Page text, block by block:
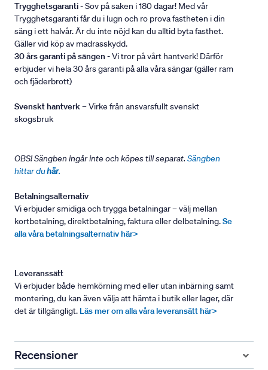
Trygghetsgaranti- Sov på saken i 180 dagar! Med vår
Trygghetsgaranti får du i lugn och ro prova fastheten i din
säng i ett halvår. Är du inte nöjd kan du alltid byta fasthet.
Gäller vid köp av madrasskydd.
30 års garanti på sängen - Vi tror på vårt hantverk! Därför
erbjuder vi hela 30 års garanti på alla våra sängar (gäller ram
och fjäderbrott)
Svenskt hantverk– Virke från ansvarsfullt svenskt
skogsbruk
OBS! Sängben ingår inte och köpes till separat. Sängben
hittar duhär.
Betalningsalternativ
Vi erbjuder smidiga och trygga betalningar – välj mellan
kortbetalning, direktbetalning, faktura eller delbetalning.Se
alla våra betalningsalternativ här>
Leveranssätt
Vi erbjuder både hemkörning med eller utan inbärning samt
montering, du kan även välja att hämta i butik eller lager, där
det är tillgängligt. Läs mer om alla våra leveransätt här>
Recensioner